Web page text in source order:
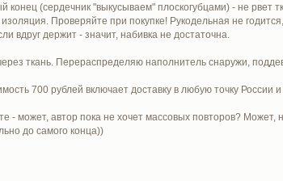
(сердечник "выкусываем" плоскогубцами) - не рвет
Проверяйте при покупке! Рукодельная не
вдруг держит - значит, набивка не достаточна.
ткань. Перераспределяю наполнитель снаружи,
700 рублей включает доставку в любую точку России
- может, автор пока не хочет массовых повторов? Может,
до самого конца))